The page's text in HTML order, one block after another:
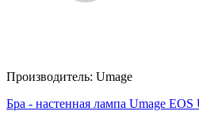
Производитель: Umage
Бра - настенная лампа Umage EOS